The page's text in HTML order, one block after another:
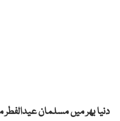
دنیا بھر میں مسلمان عیدالفطر